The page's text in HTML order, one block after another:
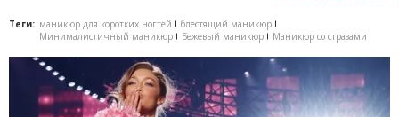
Теги: маникюр для коротких ногтей
блестящий маникюр
Минималистичный маникюр
Бежевый маникюр Маникюр со стразами